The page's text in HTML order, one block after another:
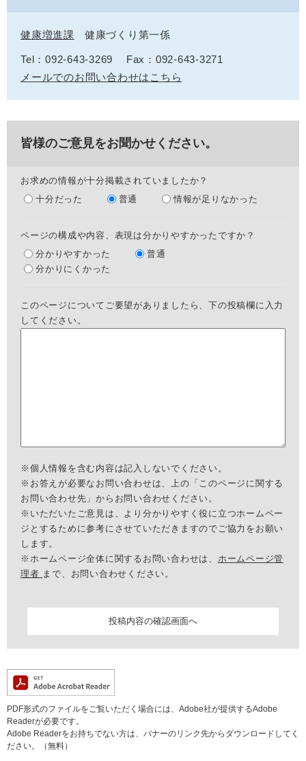
健康増進課 健康づくり第一係
Tel：092-643-3269
Fax：092-643-3271
メールでのお問い合わせはこちら
皆様のご意見をお聞かせください。
お求めの情報が十分掲載されていましたか？
十分だった
普通 情報が足りなかった
ページの構成や内容、表現は分かりやすかったですか？
分かりやすかった
普通
分かりにくかった
このページについてご要望がありましたら、下の投稿欄に入力
してください。
※個人情報を含む内容は記入しないでください。
※お答えが必要なお問い合わせは、上の「このページに関する
お問い合わせ先」からお問い合わせください。
※いただいたご意見は、より分かりやすく役に立つホームペー
ジとするために参考にさせていただきますのでご協力をお願い
します。
※ホームページ全体に関するお問い合わせは、 ホームページ管
理者 まで、お問い合わせください。
PDF形式のファイルをご覧いただく場合には、Adobe社が提供するAdobe
Readerが必要です。
Adobe Readerをお持ちでない方は、バナーのリンク先からダウンロードしてく
ださい。（無料）